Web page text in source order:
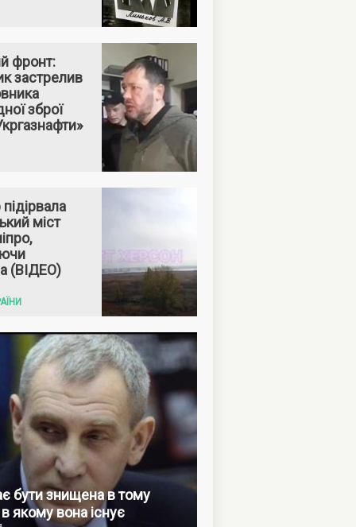
фронт:
застрелив
зброї
міст
(ВІДЕО)
бути знищена в тому
в якому вона існує